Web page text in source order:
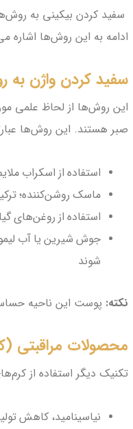
سفید کردن بیکینی به
ادامه به این روش‌ها اشاره
سفید کردن واژن
این روش‌ها از لحاظ علمی
صبر هستند. این روش‌ها
استفاده از اسکراب
ماسک روشن‌کننده؛
استفاده از روغن‌های
جوش‌ شیرین یا آب
شوند
نکته: پوست این ناحیه
محصولات مراقبتی
تکنیک دیگر استفاده از
نیاسینامید، کاهش